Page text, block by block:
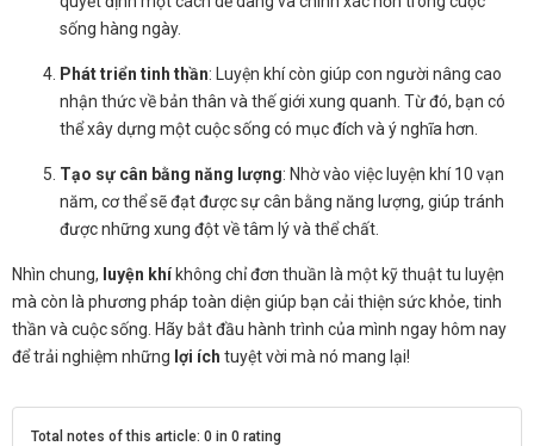
sống hàng ngày.
Phát triển tinh thần: Luyện khí còn giúp con người nâng cao
nhận thức về bản thân và thế giới xung quanh. Từ đó, bạn có
thể xây dựng một cuộc sống có mục đích và ý nghĩa hơn.
Tạo sự cân bằng năng lượng: Nhờ vào việc luyện khí 10 vạn
năm, cơ thể sẽ đạt được sự cân bằng năng lượng, giúp tránh
được những xung đột về tâm lý và thể chất.
Nhìn chung, luyện khíkhông chỉ đơn thuần là một kỹ thuật tu luyện
mà còn là phương pháp toàn diện giúp bạn cải thiện sức khỏe, tinh
thần và cuộc sống. Hãy bắt đầu hành trình của mình ngay hôm nay
để trải nghiệm những lợi ích tuyệt vời mà nó mang lại!
Total notes of this article: 0 in 0 rating